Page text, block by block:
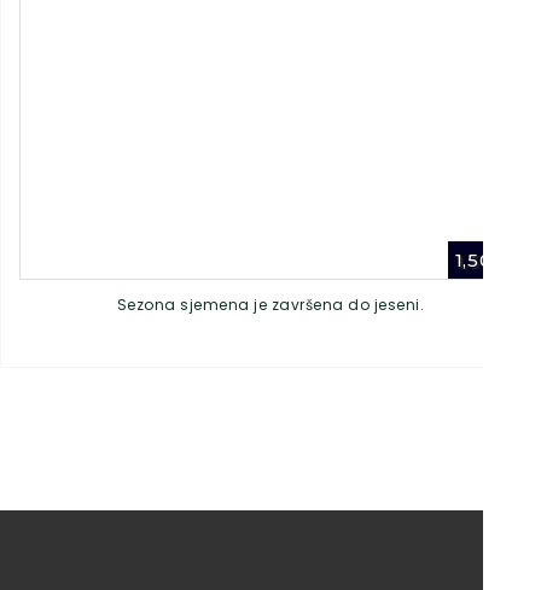
1,50
Sezona sjemena je završena do jeseni.